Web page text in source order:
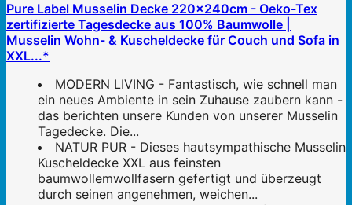
Pure Label Musselin Decke 220x240cm - Oeko-Tex
zertifizierte Tagesdecke aus 100% Baumwolle |
Musselin Wohn- & Kuscheldecke für Couch und Sofa in
XXL...*
MODERN LIVING - Fantastisch, wie schnell man
ein neues Ambiente in sein Zuhause zaubern kann -
das berichten unsere Kunden von unserer Musselin
Tagedecke. Die...
NATUR PUR - Dieses hautsympathische Musselin
Kuscheldecke XXL aus feinsten
baumwollemwollfasern gefertigt und überzeugt
durch seinen angenehmen, weichen...